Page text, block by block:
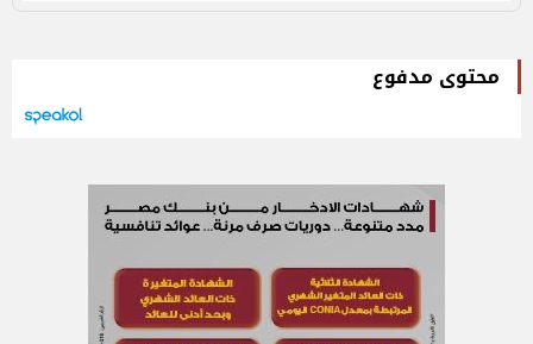
محتوى مدفوع